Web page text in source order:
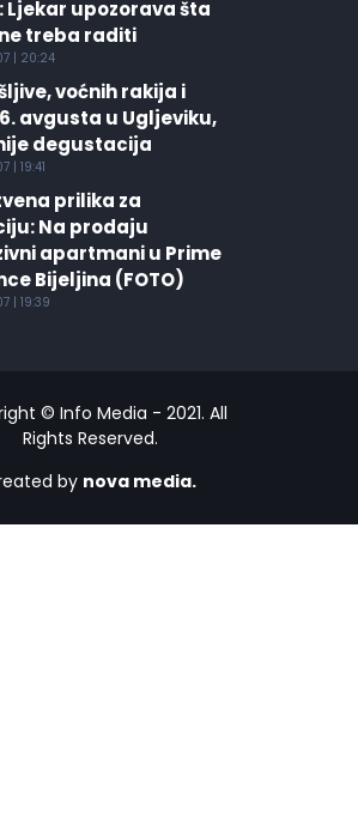
Ljekar upozorava šta
treba raditi
| 20:24
voćnih rakija i
avgusta u Ugljeviku,
degustacija
| 19:41
prilika za
Na prodaju
apartmani u Prime
Bijeljina (FOTO)
| 19:39
© Info Media - 2021. All
Rights Reserved.
by nova media.